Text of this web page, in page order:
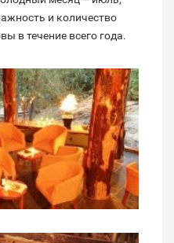
и количество
в течение всего года.